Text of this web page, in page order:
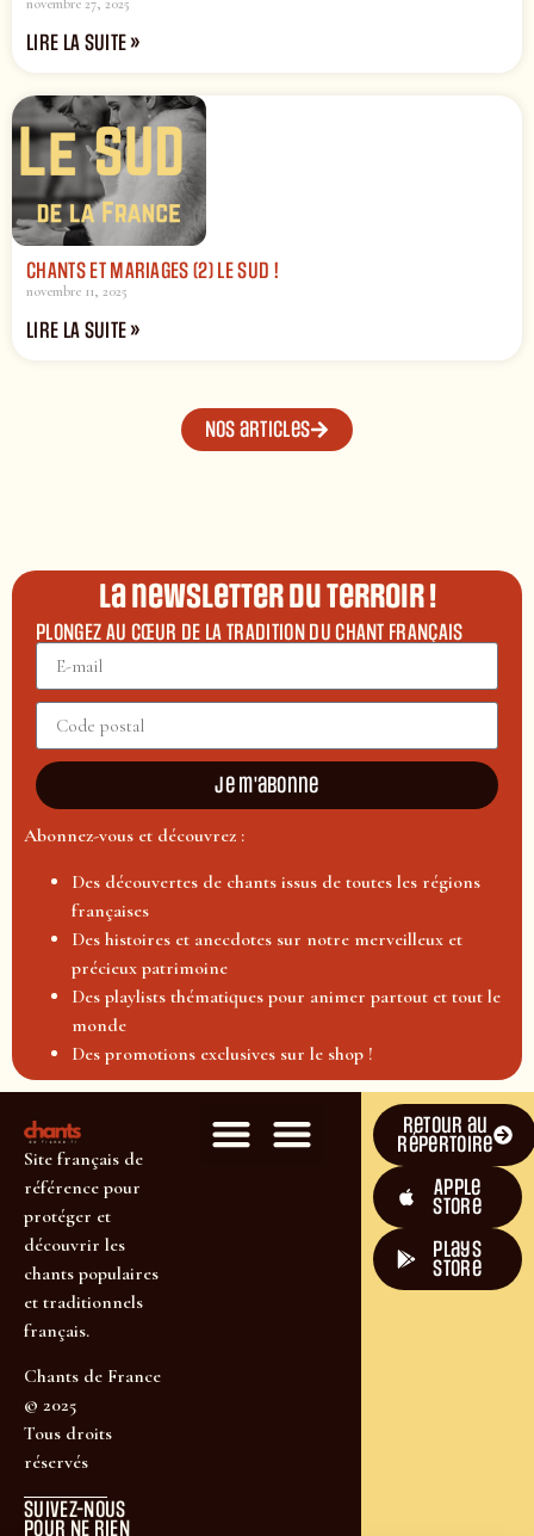
LIRE LA SUITE »
CHANTS ET MARIAGES (2) LE SUD !
novembre 11, 2025
LIRE LA SUITE »
Nos articles
La newsletter du terroir !
PLONGEZ AU CŒUR DE LA TRADITION DU CHANT FRANÇAIS
Je m'abonne
Abonnez-vous et découvrez :
Des découvertes de chants issus de toutes les régions
françaises
Des histoires et anecdotes sur notre merveilleux et
précieux patrimoine
Des playlists thématiques pour animer partout et tout le
monde
Des promotions exclusives sur le shop !
Site français de
référence pour
protéger et
découvrir les
chants populaires
et traditionnels
français.
Chants de France
© 2025
Tous droits
réservés
SUIVEZ-NOUS
POUR NE RIEN
Retour au
répertoire
Apple
Store
plays
store